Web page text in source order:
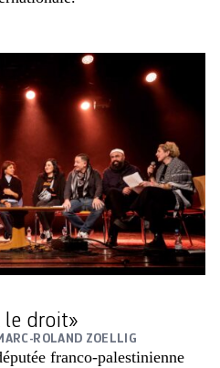
le droit»
ROLAND ZOELLIG
franco-palestinienne